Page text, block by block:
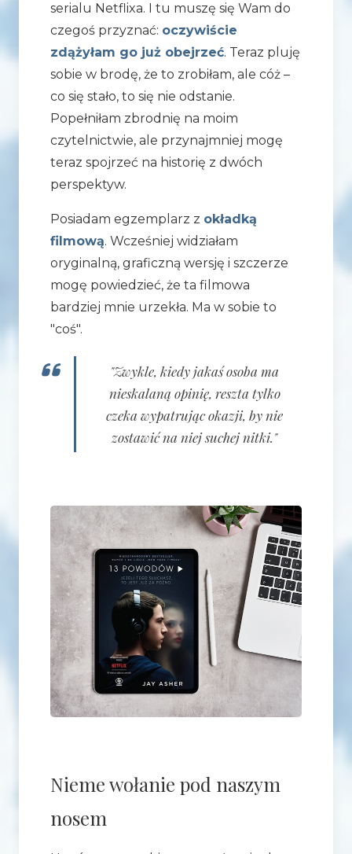
serialu Netflixa. I tu muszę się Wam do
czegoś przyznać: oczywiście
zdążyłam go już obejrzeć. Teraz pluję
sobie w brodę, że to zrobiłam, ale cóż –
co się stało, to się nie odstanie.
Popełniłam zbrodnię na moim
czytelnictwie, ale przynajmniej mogę
teraz spojrzeć na historię z dwóch
perspektyw.
Posiadam egzemplarz z okładką
filmową. Wcześniej widziałam
oryginalną, graficzną wersję i szczerze
mogę powiedzieć, że ta filmowa
bardziej mnie urzekła. Ma w sobie to
"coś".
"Zwykle, kiedy jakaś osoba ma
nieskalaną opinię, reszta tylko
czeka wypatrując okazji, by nie
zostawić na niej suchej nitki."
Nieme wołanie pod naszym
nosem